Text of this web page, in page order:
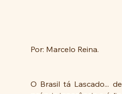
Por: Marcelo Reina.
O Brasil tá Lascado...